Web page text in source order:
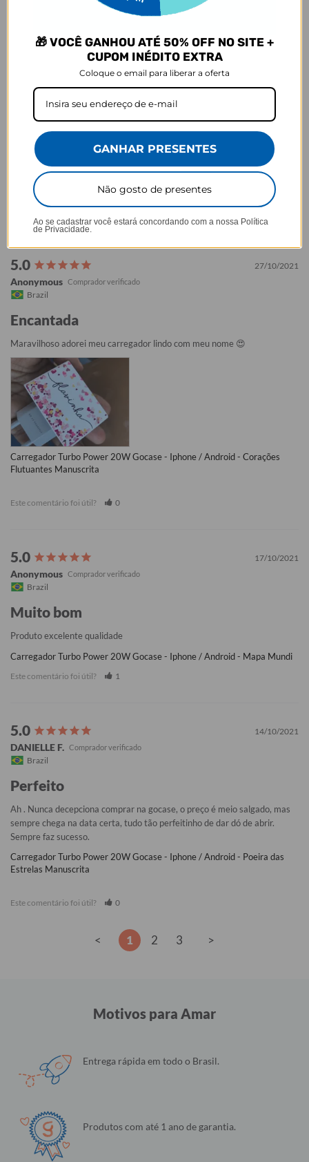
Baseado em 627 Avaliações
5 ★ 79%
6%
4%
2 ★
4%
1 ★
27/10/2021
Anonymous
Brazil
Encantada
Maravilhoso adorei meu carregador lindo com meu nome 😍
Carregador Turbo Power 20W Gocase - Iphone / Android - Corações
Flutuantes Manuscrita
Este comentário foi útil? 0
17/10/2021
Anonymous
Brazil
Muito bom
Produto excelente qualidade
Carregador Turbo Power 20W Gocase - Iphone / Android - Mapa Mundi
Este comentário foi útil? 1
14/10/2021
DANIELLE F.
Brazil
Perfeito
Ah . Nunca decepciona comprar na gocase, o preço é meio salgado, mas
sempre chega na data certa, tudo tão perfeitinho de dar dó de abrir.
Sempre faz sucesso.
Carregador Turbo Power 20W Gocase - Iphone / Android - Poeira das
Estrelas Manuscrita
Este comentário foi útil? 0
< 1 2 3 >
Motivos para Amar
Entrega rápida em todo o Brasil.
Produtos com até 1 ano de garantia.
🎁 VOCÊ GANHOU ATÉ 50% OFF NO SITE +
CUPOM INÉDITO EXTRA
Coloque o email para liberar a oferta
GANHAR PRESENTES
Não gosto de presentes
Ao se cadastrar você estará concordando com a nossa Política
de Privacidade.